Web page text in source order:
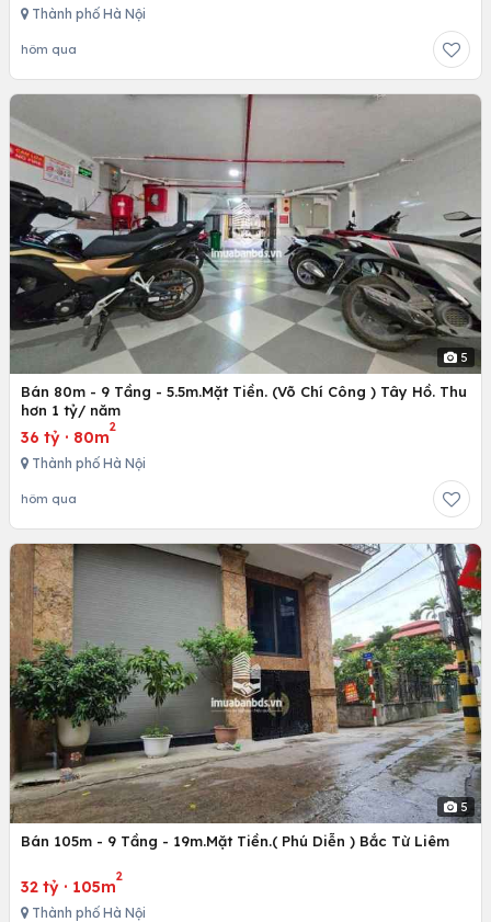
Thành phố Hà Nội
hôm qua
5
Bán 80m - 9 Tầng - 5.5m.Mặt Tiền. (Võ Chí Công ) Tây Hồ. Thu
hơn 1 tỷ/ năm
36 tỷ · 80m
2
Thành phố Hà Nội
hôm qua
5
Bán 105m - 9 Tầng - 19m.Mặt Tiền.( Phú Diễn ) Bắc Từ Liêm
32 tỷ · 105m
2
Thành phố Hà Nội